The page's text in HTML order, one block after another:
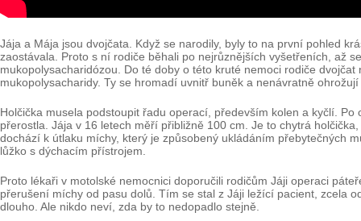
Jája a Mája jsou dvojčata. Když se narodily, byly to na první pohled
zaostávala. Proto s ní rodiče běhali po nejrůznějších vyšetřeních, až
mukopolysacharidózou. Do té doby o této kruté nemoci rodiče
mukopolysacharidy. Ty se hromadí uvnitř buněk a nenávratně
Holčička musela podstoupit řadu operací, především kolen a kyčlí.
přerostla. Jája v 16 letech měří přibližně 100 cm. Je to chytrá
dochází k útlaku míchy, který je způsobený ukládáním přebytečných
lůžko s dýchacím přístrojem.
Proto lékaři v motolské nemocnici doporučili rodičům Jáji operaci
přerušení míchy od pasu dolů. Tím se stal z Jáji ležící pacient, zcela
dlouho. Ale nikdo neví, zda by to nedopadlo stejně.